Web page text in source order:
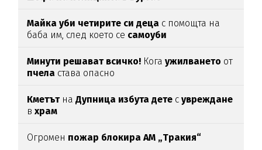
Майка уби четирите си деца с помощта на
баба им, след което се самоуби
Минути решават всичко! Когаужилването от
пчела става опасно
Кметът наДупница избута дете сувреждане
вхрам
Огромен пожар блокира АМ „Тракия“